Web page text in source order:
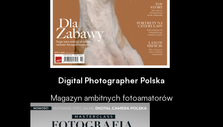
Digital Photographer Polska
Magazyn ambitnych fotoamatorów